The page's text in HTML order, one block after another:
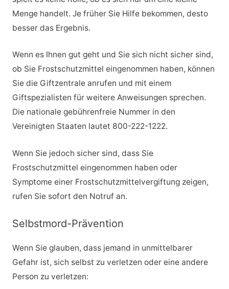
Menge handelt. Je früher Sie Hilfe bekommen, desto
besser das Ergebnis.
Wenn es Ihnen gut geht und Sie sich nicht sicher sind,
ob Sie Frostschutzmittel eingenommen haben, können
Sie die Giftzentrale anrufen und mit einem
Giftspezialisten für weitere Anweisungen sprechen.
Die nationale gebührenfreie Nummer in den
Vereinigten Staaten lautet 800-222-1222.
Wenn Sie jedoch sicher sind, dass Sie
Frostschutzmittel eingenommen haben oder
Symptome einer Frostschutzmittelvergiftung zeigen,
rufen Sie sofort den Notruf an.
Selbstmord-Prävention
Wenn Sie glauben, dass jemand in unmittelbarer
Gefahr ist, sich selbst zu verletzen oder eine andere
Person zu verletzen: